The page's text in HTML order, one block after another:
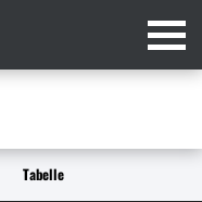
Tabelle